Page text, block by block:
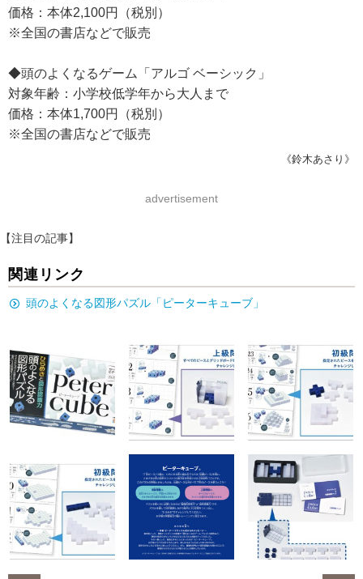
価格：本体2,100円（税別）
※全国の書店などで販売
◆頭のよくなるゲーム「アルゴ ベーシック」
対象年齢：小学校低学年から大人まで
価格：本体1,700円（税別）
※全国の書店などで販売
《鈴木あさり》
advertisement
【注目の記事】
関連リンク
頭のよくなる図形パズル「ピーターキューブ」